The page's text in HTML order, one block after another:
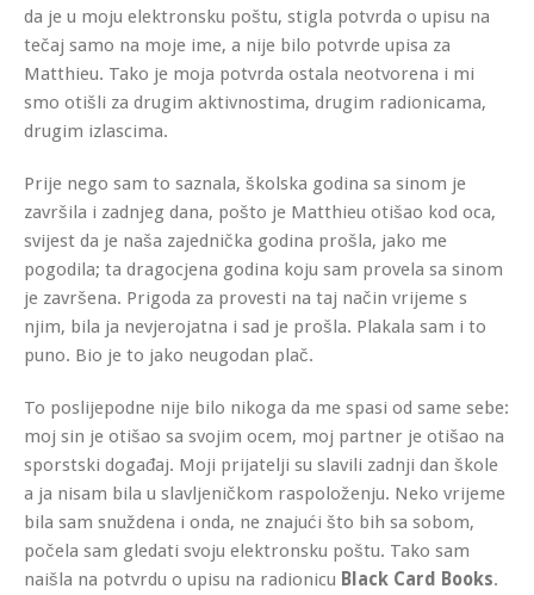
da je u moju elektronsku poštu, stigla potvrda o upisu na
tečaj samo na moje ime, a nije bilo potvrde upisa za
Matthieu. Tako je moja potvrda ostala neotvorena i mi
smo otišli za drugim aktivnostima, drugim radionicama,
drugim izlascima.
Prije nego sam to saznala, školska godina sa sinom je
završila i zadnjeg dana, pošto je Matthieu otišao kod oca,
svijest da je naša zajednička godina prošla, jako me
pogodila; ta dragocjena godina koju sam provela sa sinom
je završena. Prigoda za provesti na taj način vrijeme s
njim, bila ja nevjerojatna i sad je prošla. Plakala sam i to
puno. Bio je to jako neugodan plač.
To poslijepodne nije bilo nikoga da me spasi od same sebe:
moj sin je otišao sa svojim ocem, moj partner je otišao na
sporstski događaj. Moji prijatelji su slavili zadnji dan škole
a ja nisam bila u slavljeničkom raspoloženju. Neko vrijeme
bila sam snuždena i onda, ne znajući što bih sa sobom,
počela sam gledati svoju elektronsku poštu. Tako sam
naišla na potvrdu o upisu na radionicu Black Card Books.